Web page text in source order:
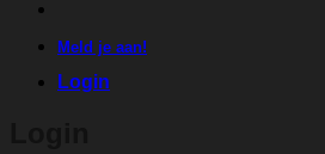
Meld je aan!
Login